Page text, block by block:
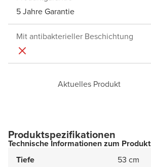
5 Jahre Garantie
Mit antibakterieller Beschichtung
Aktuelles Produkt
Produktspezifikationen
Technische Informationen zum Produkt
Tiefe
53 cm